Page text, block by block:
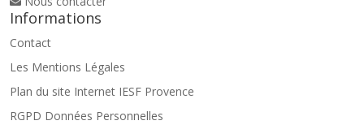
Informations
Contact
Les Mentions Légales
Plan du site Internet IESF Provence
RGPD Données Personnelles